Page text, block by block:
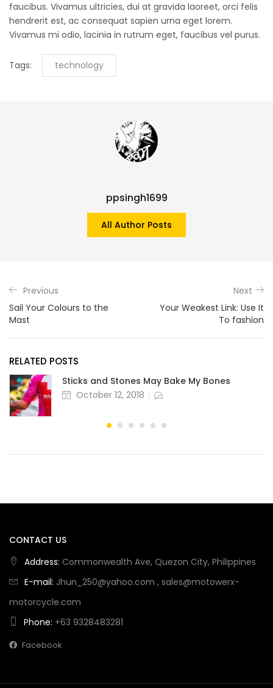
faucibus. Vivamus ultricies, dui at gravida laoreet, orci felis
hendrerit est, ac consequat sapien urna eget lorem.
Vivamus mi odio, lacinia in rutrum eget, faucibus vel purus.
Tags: technology
ppsingh1699
All Author Posts
Previous
Sail Your Colours to the
Mast
Next
Your Weakest Link: Use It
To fashion
RELATED POSTS
Sticks and Stones May Bake My Bones
October 12, 2018
CONTACT US
Address: Commonwealth Ave, Quezon City, Philippines
E-mail: Jhun_250@yahoo.com , sales@motowerx-
motorcycle.com
Phone: +63 9328483281
Facebook